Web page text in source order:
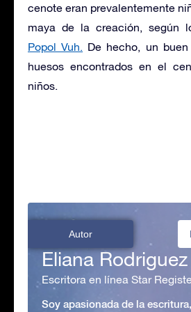
cenote eran prevalentemente
maya de la creación, según
Popol Vuh. De hecho, un
huesos encontrados en el
niños.
Autor
Eliana Rodriguez
Escritora en línea Star
Soy apasionada de la